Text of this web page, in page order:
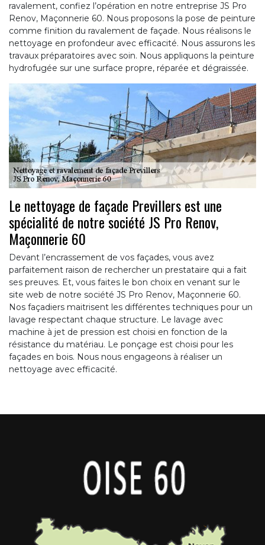
ravalement, confiez l’opération en notre entreprise JS Pro
Renov, Maçonnerie 60. Nous proposons la pose de peinture
comme finition du ravalement de façade. Nous réalisons le
nettoyage en profondeur avec efficacité. Nous assurons les
travaux préparatoires avec soin. Nous appliquons la peinture
hydrofugée sur une surface propre, réparée et dégraissée.
Le nettoyage de façade Previllers est une
spécialité de notre société JS Pro Renov,
Maçonnerie 60
Devant l’encrassement de vos façades, vous avez
parfaitement raison de rechercher un prestataire qui a fait
ses preuves. Et, vous faites le bon choix en venant sur le
site web de notre société JS Pro Renov, Maçonnerie 60.
Nos façadiers maitrisent les différentes techniques pour un
lavage respectant chaque structure. Le lavage avec
machine à jet de pression est choisi en fonction de la
résistance du matériau. Le ponçage est choisi pour les
façades en bois. Nous nous engageons à réaliser un
nettoyage avec efficacité.